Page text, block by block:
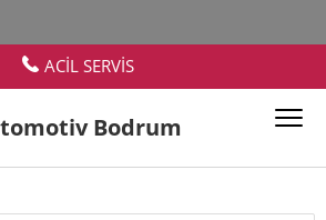
ACİL SERVİS
Bodrum
Satın Almak